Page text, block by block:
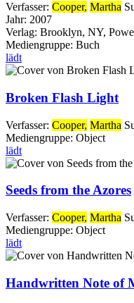
Verfasser: Cooper, Martha
Jahr: 2007
Verlag: Brooklyn, NY,
Mediengruppe: Buch
lädt
Broken Flash Light
Verfasser: Cooper, Martha
Mediengruppe: Object
lädt
Seeds from the Azores
Verfasser: Cooper, Martha
Mediengruppe: Object
lädt
Handwritten Note of